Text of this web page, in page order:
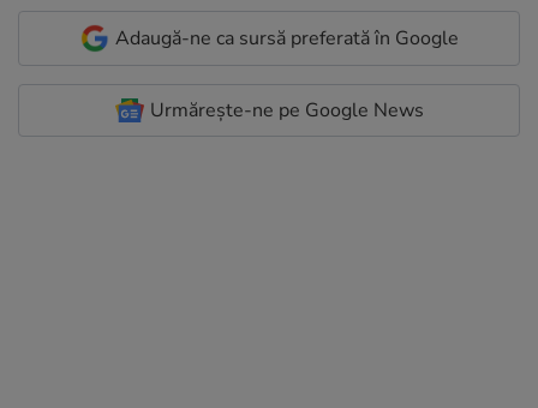
Adaugă-ne ca sursă preferată în Google
Urmărește-ne pe Google News